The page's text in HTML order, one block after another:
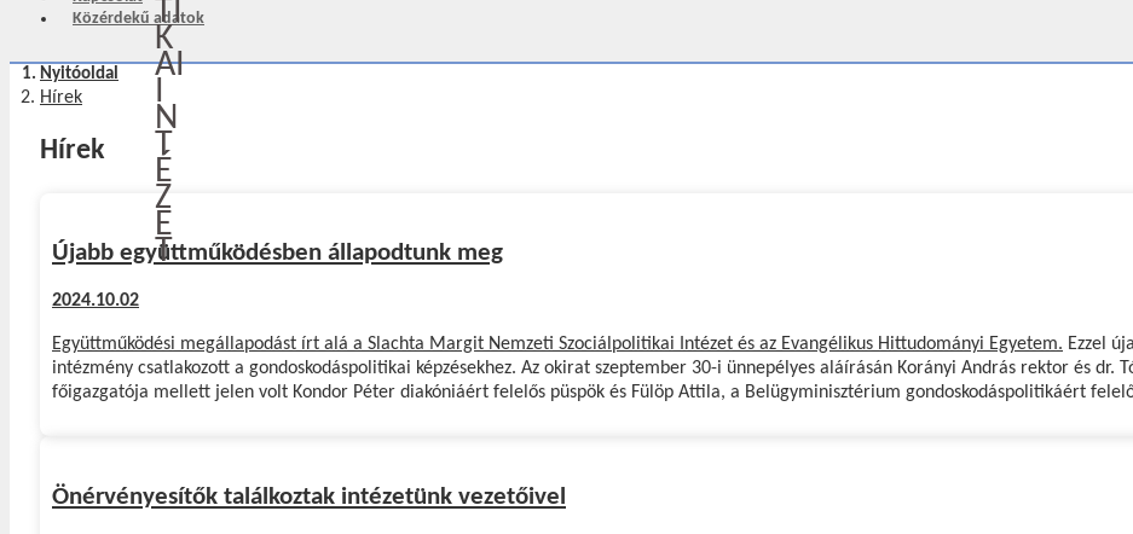
TI
K
AI
I
N
T
É
Z
E
T
Közérdekű adatok
Nyitóoldal
Hírek
Hírek
Újabb együttműködésben állapodtunk meg
2024.10.02
Együttműködési megállapodást írt alá a Slachta Margit Nemzeti Szociálpolitikai Intézet és az Evangélikus Hittudományi Egyetem. Ezzel
intézmény csatlakozott a gondoskodáspolitikai képzésekhez. Az okirat szeptember 30-i ünnepélyes aláírásán Korányi András rektor és dr.
főigazgatója mellett jelen volt Kondor Péter diakóniáért felelős püspök és Fülöp Attila, a Belügyminisztérium gondoskodáspolitikáért
Önérvényesítők találkoztak intézetünk vezetőivel